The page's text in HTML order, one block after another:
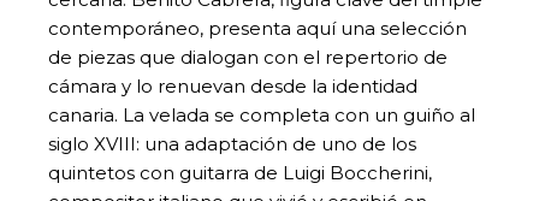
contemporáneo, presenta aquí una selección
de piezas que dialogan con el repertorio de
cámara y lo renuevan desde la identidad
canaria. La velada se completa con un guiño al
siglo XVIII: una adaptación de uno de los
quintetos con guitarra de Luigi Boccherini,